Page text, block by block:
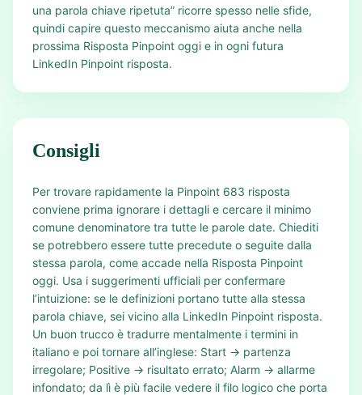
una parola chiave ripetuta” ricorre spesso nelle sfide,
quindi capire questo meccanismo aiuta anche nella
prossima Risposta Pinpoint oggi e in ogni futura
LinkedIn Pinpoint risposta.
Consigli
Per trovare rapidamente la Pinpoint 683 risposta
conviene prima ignorare i dettagli e cercare il minimo
comune denominatore tra tutte le parole date. Chiediti
se potrebbero essere tutte precedute o seguite dalla
stessa parola, come accade nella Risposta Pinpoint
oggi. Usa i suggerimenti ufficiali per confermare
l’intuizione: se le definizioni portano tutte alla stessa
parola chiave, sei vicino alla LinkedIn Pinpoint risposta.
Un buon trucco è tradurre mentalmente i termini in
italiano e poi tornare all’inglese: Start → partenza
irregolare; Positive → risultato errato; Alarm → allarme
infondato; da lì è più facile vedere il filo logico che porta